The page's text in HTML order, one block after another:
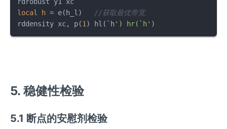
local
h = e(h_l)
//获取最优带宽
rddensity xc, p(1 ) hl(`h') hr(`h' )
5. 稳健性检验
5.1 断点的安慰剂检验